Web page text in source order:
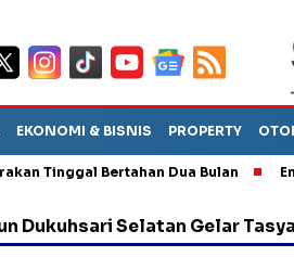
EKONOMI & BISNIS PROPERTY
Bertahan Dua Bulan Empat
Dukuhsari Selatan Gelar